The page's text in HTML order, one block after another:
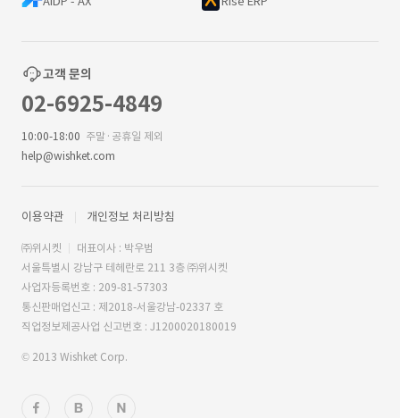
고객 문의
02-6925-4849
10:00-18:00 주말·공휴일 제외
help@wishket.com
이용약관 개인정보 처리방침
㈜위시켓
대표이사 : 박우범
서울특별시 강남구 테헤란로 211 3층 ㈜위시켓
사업자등록번호 : 209-81-57303
통신판매업신고 : 제2018-서울강남-02337 호
직업정보제공사업 신고번호 : J1200020180019
© 2013 Wishket Corp.